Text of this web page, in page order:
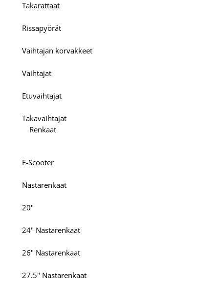
Takarattaat
Rissapyörät
Vaihtajan korvakkeet
Vaihtajat
Etuvaihtajat
Takavaihtajat
Renkaat
E-Scooter
Nastarenkaat
20"
24" Nastarenkaat
26" Nastarenkaat
27.5" Nastarenkaat